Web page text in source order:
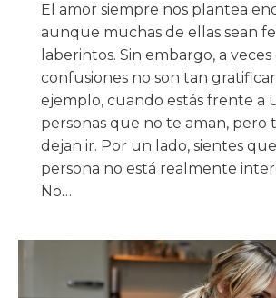
El amor siempre nos plantea
aunque muchas de ellas sean
laberintos. Sin embargo, a veces
confusiones no son tan
ejemplo, cuando estás frente a
personas que no te aman, pero
dejan ir. Por un lado, sientes
persona no está realmente
No…